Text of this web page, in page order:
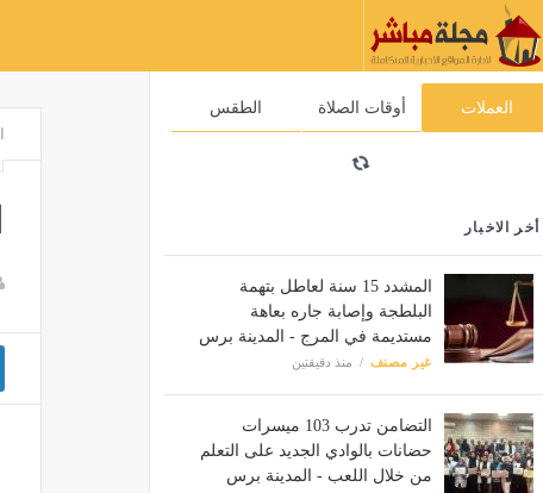
العملات أوقات الصلاة الطقس
أخر الاخبار
المشدد 15 سنة لعاطل بتهمة
البلطجة وإصابة جاره بعاهة
مستديمة في المرج - المدينة برس
غير مصنف منذ دقيقتين
التضامن تدرب 103 ميسرات
حضانات بالوادي الجديد على التعلم
من خلال اللعب - المدينة برس